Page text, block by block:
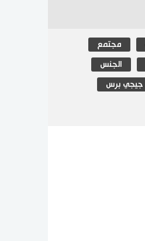
مجتمع
الجنس
جيجي برس